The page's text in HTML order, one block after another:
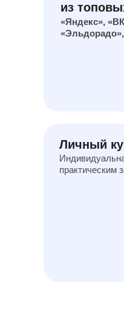
из
«Яндекс»,
Личный
практическим